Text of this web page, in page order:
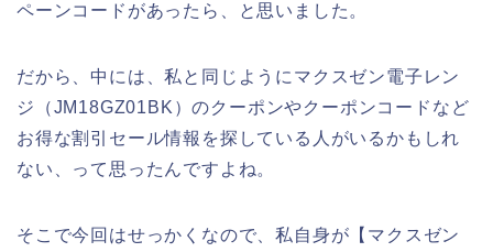
ペーンコードがあったら、と思いました。
だから、中には、私と同じようにマクスゼン電子レン
ジ（JM18GZ01BK）のクーポンやクーポンコードなど
お得な割引セール情報を探している人がいるかもしれ
ない、って思ったんですよね。
そこで今回はせっかくなので、私自身が【マクスゼン